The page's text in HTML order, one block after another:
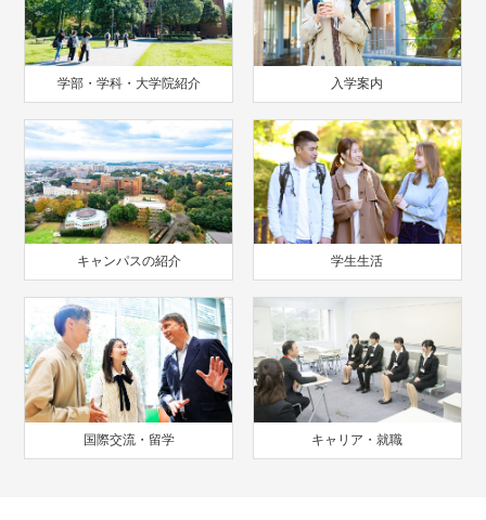
学部・学科・大学院紹介 入学案内
キャンパスの紹介 学生生活
国際交流・留学 キャリア・就職